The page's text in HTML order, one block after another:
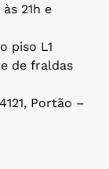
21h e
piso L1
de fraldas
Portão –